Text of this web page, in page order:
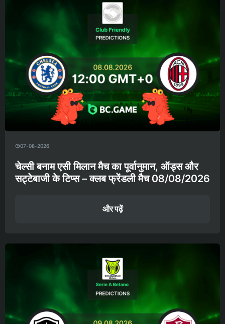
07-08-2026
चेल्सी बनाम एसी मिलान मैच का पूर्वानुमान, ऑड्स और
सट्टेबाजी के टिप्स – क्लब फ्रेंडली मैच 08/08/2026
और पढ़ें